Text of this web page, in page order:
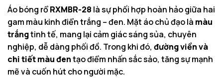
Áo bóng rổRXMBR-28 là sự phối hợp hoàn hảo giữa hai
gam màu kinh điển trắng – đen. Mặt áo chủ đạo là màu
trắngtinh tế, mang lại cảm giác sáng sủa, chuyên
nghiệp, dễ dàng phối đồ. Trong khi đó, đường viền và
chi tiết màu đentạo điểm nhấn sắc sảo, tăng sự mạnh
mẽ và cuốn hút cho người mặc.